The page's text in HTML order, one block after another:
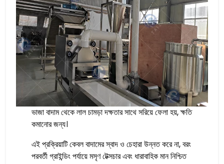
ভাজা বাদাম থেকে লাল চামড়া দক্ষতার সাথে সরিয়ে ফেলা হয়, ক্ষতি
কমানোর জন্য।
এই প্রক্রিয়াটি কেবল বাদামের স্বাদ ও চেহারা উন্নত করে না, বরং
পরবর্তী গ্রাইন্ডিং পর্যায়ে মসৃণ টেক্সচার এবং ধারাবাহিক মান নিশ্চিত